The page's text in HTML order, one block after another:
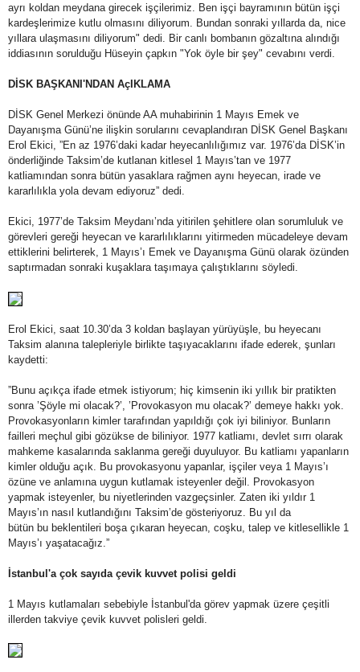
ayrı koldan meydana girecek işçilerimiz. Ben işçi bayramının bütün işçi
kardeşlerimize kutlu olmasını diliyorum. Bundan sonraki yıllarda da, nice
yıllara ulaşmasını diliyorum" dedi. Bir canlı bombanın gözaltına alındığı
iddiasının sorulduğu Hüseyin çapkın "Yok öyle bir şey" cevabını verdi.
DİSK BAŞKANI'NDAN AçIKLAMA
DİSK Genel Merkezi önünde AA muhabirinin 1 Mayıs Emek ve
Dayanışma Günü’ne ilişkin sorularını cevaplandıran DİSK Genel Başkanı
Erol Ekici, ”En az 1976’daki kadar heyecanlılığımız var. 1976’da DİSK’in
önderliğinde Taksim’de kutlanan kitlesel 1 Mayıs’tan ve 1977
katliamından sonra bütün yasaklara rağmen aynı heyecan, irade ve
kararlılıkla yola devam ediyoruz” dedi.
Ekici, 1977’de Taksim Meydanı’nda yitirilen şehitlere olan sorumluluk ve
görevleri gereği heyecan ve kararlılıklarını yitirmeden mücadeleye devam
ettiklerini belirterek, 1 Mayıs’ı Emek ve Dayanışma Günü olarak özünden
saptırmadan sonraki kuşaklara taşımaya çalıştıklarını söyledi.
Erol Ekici, saat 10.30’da 3 koldan başlayan yürüyüşle, bu heyecanı
Taksim alanına talepleriyle birlikte taşıyacaklarını ifade ederek, şunları
kaydetti:
”Bunu açıkça ifade etmek istiyorum; hiç kimsenin iki yıllık bir pratikten
sonra ’Şöyle mi olacak?’, ’Provokasyon mu olacak?’ demeye hakkı yok.
Provokasyonların kimler tarafından yapıldığı çok iyi biliniyor. Bunların
failleri meçhul gibi gözükse de biliniyor. 1977 katliamı, devlet sırrı olarak
mahkeme kasalarında saklanma gereği duyuluyor. Bu katliamı yapanların
kimler olduğu açık. Bu provokasyonu yapanlar, işçiler veya 1 Mayıs’ı
özüne ve anlamına uygun kutlamak isteyenler değil. Provokasyon
yapmak isteyenler, bu niyetlerinden vazgeçsinler. Zaten iki yıldır 1
Mayıs’ın nasıl kutlandığını Taksim’de gösteriyoruz. Bu yıl da
bütün bu beklentileri boşa çıkaran heyecan, coşku, talep ve kitlesellikle 1
Mayıs’ı yaşatacağız.”
İstanbul'a çok sayıda çevik kuvvet polisi geldi
1 Mayıs kutlamaları sebebiyle İstanbul'da görev yapmak üzere çeşitli
illerden takviye çevik kuvvet polisleri geldi.